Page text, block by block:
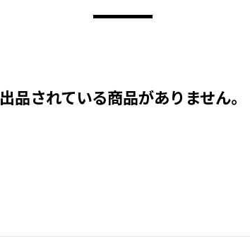
出品されている商品がありません。